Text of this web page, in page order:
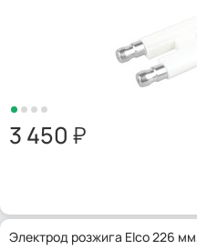
3 450
Электрод розжига Elco 226